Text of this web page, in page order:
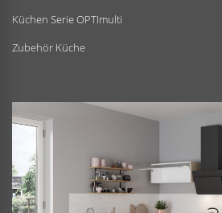
Küchen Serie OPTImulti
Zubehör Küche